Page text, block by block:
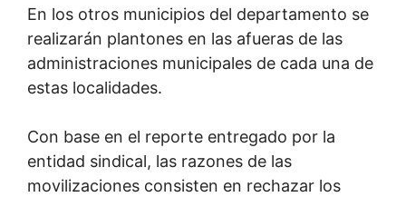
En los otros municipios del departamento se
realizarán plantones en las afueras de las
administraciones municipales de cada una de
estas localidades.
Con base en el reporte entregado por la
entidad sindical, las razones de las
movilizaciones consisten en rechazar los